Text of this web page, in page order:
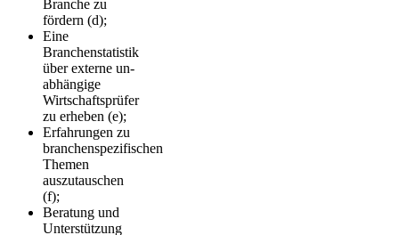
Branche zu
fördern (d);
Eine
Branchenstatistik
über externe un­
ab­hän­gige
Wirtschaftsprüfer
zu erheben (e);
Erfahrungen zu
branchenspezifischen
Themen
auszutauschen
(f);
Beratung und
Unterstützung